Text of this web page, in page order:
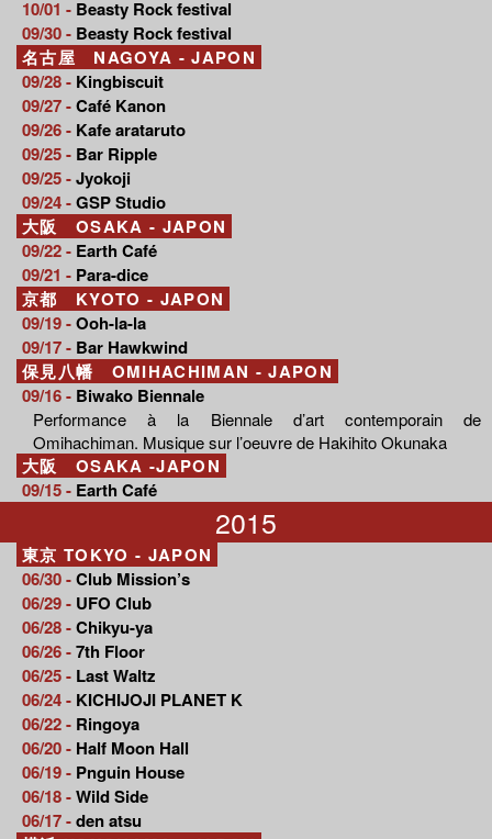
10/01 - Beasty Rock festival
09/30 - Beasty Rock festival
名古屋 NAGOYA - JAPON
09/28 - Kingbiscuit
09/27 -Café Kanon
09/26 - Kafe arataruto
09/25 - Bar Ripple
09/25 -Jyokoji
09/24 -GSP Studio
大阪 OSAKA - JAPON
09/22 - Earth Café
09/21 - Para-dice
京都 KYOTO - JAPON
09/19 -Ooh-la-la
09/17 - Bar Hawkwind
保見八幡 OMIHACHIMAN - JAPON
09/16 - Biwako Biennale
Performance à la Biennale d’art contemporain de
Omihachiman. Musique sur l’oeuvre de Hakihito Okunaka
大阪 OSAKA -JAPON
09/15 - Earth Café
2015
東京 TOKYO - JAPON
06/30 -Club Mission’s
06/29 - UFO Club
06/28 -Chikyu-ya
06/26 -7th Floor
06/25 - Last Waltz
06/24 - KICHIJOJI PLANET K
06/22 - Ringoya
06/20 - Half Moon Hall
06/19 - Pnguin House
06/18 -Wild Side
06/17 -den atsu